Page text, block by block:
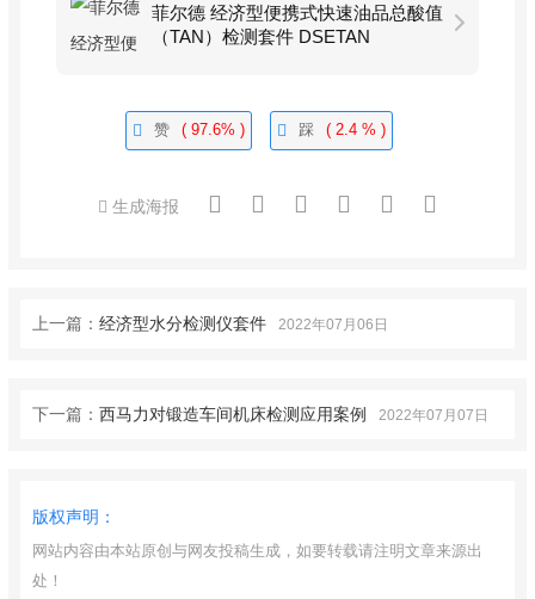
菲尔德 经济型便携式快速油品总酸值
（TAN）检测套件 DSETAN
赞 ( 97.6% ) 踩 ( 2.4 % )
生成海报
上一篇： 经济型水分检测仪套件 2022年07月06日
下一篇： 西马力对锻造车间机床检测应用案例 2022年07月07日
版权声明：
网站内容由本站原创与网友投稿生成，如要转载请注明文章来源出
处！